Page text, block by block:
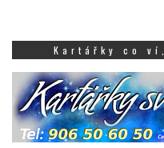
Kartářky co